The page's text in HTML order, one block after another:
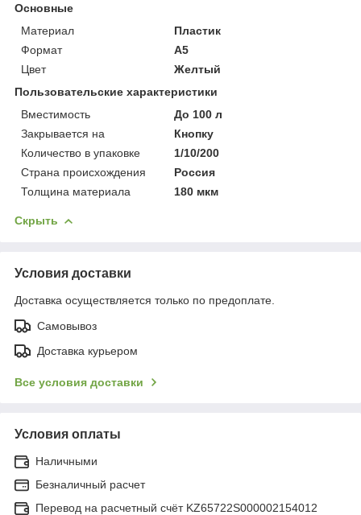
Основные
Материал
Пластик
Формат
A5
Цвет
Желтый
Пользовательские характеристики
Вместимость
До 100 л
Закрывается на
Кнопку
Количество в упаковке
1/10/200
Страна происхождения
Россия
Толщина материала
180 мкм
Скрыть
Условия доставки
Доставка осуществляется только по предоплате.
Самовывоз
Доставка курьером
Все условия доставки
Условия оплаты
Наличными
Безналичный расчет
Перевод на расчетный счёт KZ65722S000002154012